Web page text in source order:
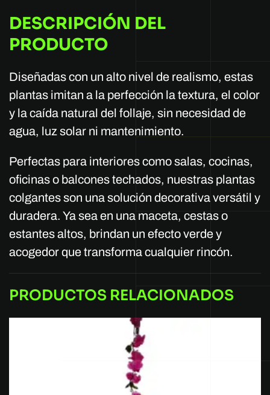
DESCRIPCIÓN DEL
PRODUCTO
Diseñadas con un alto nivel de realismo, estas
plantas imitan a la perfección la textura, el color
y la caída natural del follaje, sin necesidad de
agua, luz solar ni mantenimiento.
Perfectas para interiores como salas, cocinas,
oficinas o balcones techados, nuestras plantas
colgantes son una solución decorativa versátil y
duradera. Ya sea en una maceta, cestas o
estantes altos, brindan un efecto verde y
acogedor que transforma cualquier rincón.
PRODUCTOS RELACIONADOS